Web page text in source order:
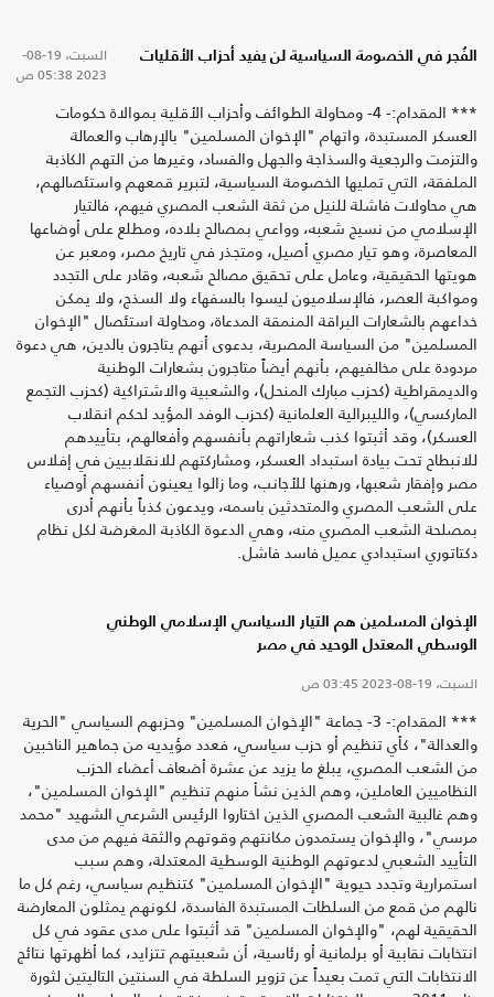
الفُجر في الخصومة السياسية لن يفيد أحزاب الأقليات
السبت، 19-08-
2023 05:38 ص
*** المقدام:- 4- ومحاولة الطوائف وأحزاب الأقلية بموالاة حكومات
العسكر المستبدة، واتهام "الإخوان المسلمين" بالإرهاب والعمالة
والتزمت والرجعية والسذاجة والجهل والفساد، وغيرها من التهم الكاذبة
الملفقة، التي تمليها الخصومة السياسية، لتبرير قمعهم واستئصالهم،
هي محاولات فاشلة للنيل من ثقة الشعب المصري فيهم، فالتيار
الإسلامي من نسيج شعبه، وواعي بمصالح بلاده، ومطلع على أوضاعها
المعاصرة، وهو تيار مصري أصيل، ومتجذر في تاريخ مصر، ومعبر عن
هويتها الحقيقية، وعامل على تحقيق مصالح شعبه، وقادر على التجدد
ومواكبة العصر، فالإسلاميون ليسوا بالسفهاء ولا السذج، ولا يمكن
خداعهم بالشعارات البراقة المنمقة المدعاة، ومحاولة استئصال "الإخوان
المسلمين" من السياسة المصرية، بدعوى أنهم يتاجرون بالدين، هي دعوة
مردودة على مخالفيهم، بأنهم أيضاً متاجرون بشعارات الوطنية
والديمقراطية (كحزب مبارك المنحل)، والشعبية والاشتراكية (كحزب التجمع
الماركسي)، والليبرالية العلمانية (كحزب الوفد المؤيد لحكم انقلاب
العسكر)، وقد أثبتوا كذب شعاراتهم بأنفسهم وأفعالهم، بتأييدهم
للانبطاح تحت بيادة استبداد العسكر، ومشاركتهم للانقلابيين في إفلاس
مصر وإفقار شعبها، ورهنها للأجانب، وما زالوا يعينون أنفسهم أوصياء
على الشعب المصري والمتحدثين باسمه، ويدعون كذباً بأنهم أدرى
بمصلحة الشعب المصري منه، وهي الدعوة الكاذبة المغرضة لكل نظام
دكتاتوري استبدادي عميل فاسد فاشل.
الإخوان المسلمين هم التيار السياسي الإسلامي الوطني
الوسطي المعتدل الوحيد في مصر
السبت، 19-08-2023 03:45 ص
*** المقدام:- 3- جماعة "الإخوان المسلمين" وحزبهم السياسي "الحرية
والعدالة"، كأي تنظيم أو حزب سياسي، فعدد مؤيديه من جماهير الناخبين
من الشعب المصري، يبلغ ما يزيد عن عشرة أضعاف أعضاء الحزب
النظاميين العاملين، وهم الذين نشأ منهم تنظيم "الإخوان المسلمين"،
وهم غالبية الشعب المصري الذين اختاروا الرئيس الشرعي الشهيد "محمد
مرسي"، والإخوان يستمدون مكانتهم وقوتهم والثقة فيهم من مدى
التأييد الشعبي لدعوتهم الوطنية الوسطية المعتدلة، وهم سبب
استمرارية وتجدد حيوية "الإخوان المسلمين" كتنظيم سياسي، رغم كل ما
نالهم من قمع من السلطات المستبدة الفاسدة، لكونهم يمثلون المعارضة
الحقيقية لهم، "والإخوان المسلمين" قد أثبتوا على مدى عقود في كل
انتخابات نقابية أو برلمانية أو رئاسية، أن شعبيتهم تتزايد، كما أظهرتها نتائج
الانتخابات التي تمت بعيداً عن تزوير السلطة في السنتين التاليتين لثورة